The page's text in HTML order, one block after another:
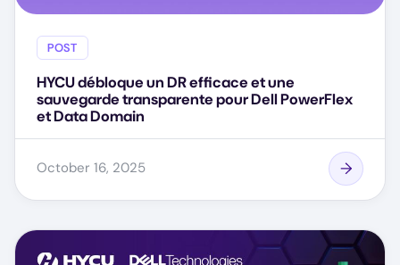
POST
HYCU débloque un DR efficace et une
sauvegarde transparente pour Dell PowerFlex
et Data Domain
October 16, 2025